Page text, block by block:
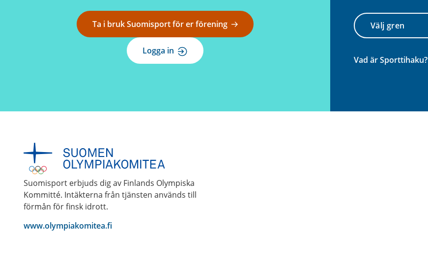
Ta i bruk Suomisport för er förening
Logga in
Välj
gren
Vad är Sporttihaku?
Suomisport erbjuds dig av Finlands Olympiska
Kommitté. Intäkterna från tjänsten används till
förmån för finsk idrott.
www.olympiakomitea.fi